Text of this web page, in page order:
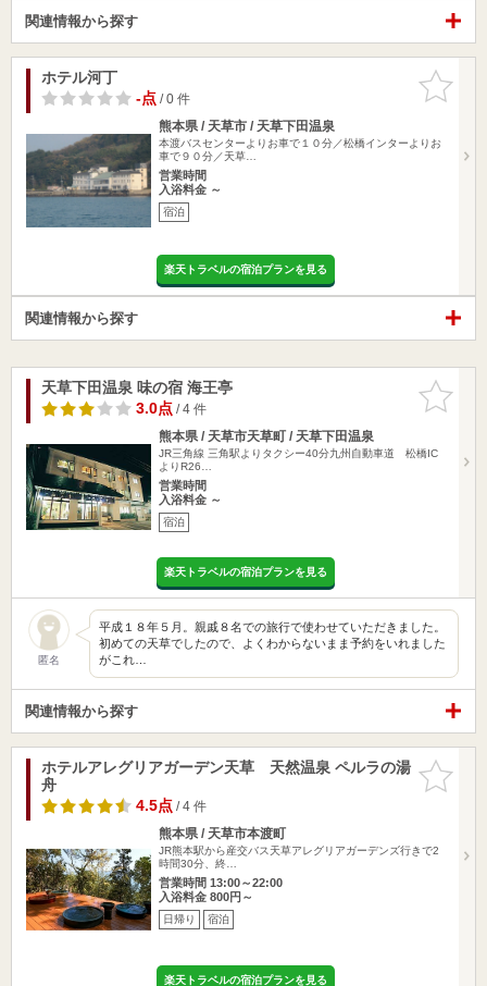
関連情報から探す
お気に入
りに追加
ホテル河丁
-点/ 0 件
熊本県 / 天草市 / 天草下田温泉
本渡バスセンターよりお車で１０分／松橋インターよりお
車で９０分／天草…
営業時間
入浴料金 ～
宿泊
楽天トラベルの宿泊プランを見る
関連情報から探す
お気に入
りに追加
天草下田温泉 味の宿 海王亭
3.0点/ 4 件
熊本県 / 天草市天草町 / 天草下田温泉
JR三角線 三角駅よりタクシー40分九州自動車道 松橋IC
よりR26…
営業時間
入浴料金 ～
宿泊
楽天トラベルの宿泊プランを見る
匿名
平成１８年５月。親戚８名での旅行で使わせていただきました。
初めての天草でしたので、よくわからないまま予約をいれました
がこれ…
関連情報から探す
お気に入
りに追加
ホテルアレグリアガーデン天草 天然温泉 ペルラの湯
舟
4.5点/ 4 件
熊本県 / 天草市本渡町
JR熊本駅から産交バス天草アレグリアガーデンズ行きで2
時間30分、終…
営業時間 13:00～22:00
入浴料金 800円～
日帰り 宿泊
楽天トラベルの宿泊プランを見る